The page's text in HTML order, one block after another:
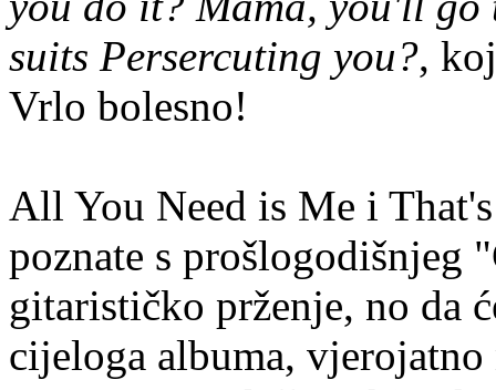
suits Persercuting you?,
Vrlo bolesno!
All You Need is Me i
poznate s prošlogodišnjeg
gitarističko prženje, no da
cijeloga albuma,